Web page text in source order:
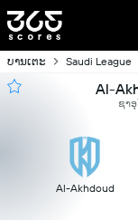
ບານເຕະ Saudi League
Al-
ຊາອຸ
Al-Akhdoud